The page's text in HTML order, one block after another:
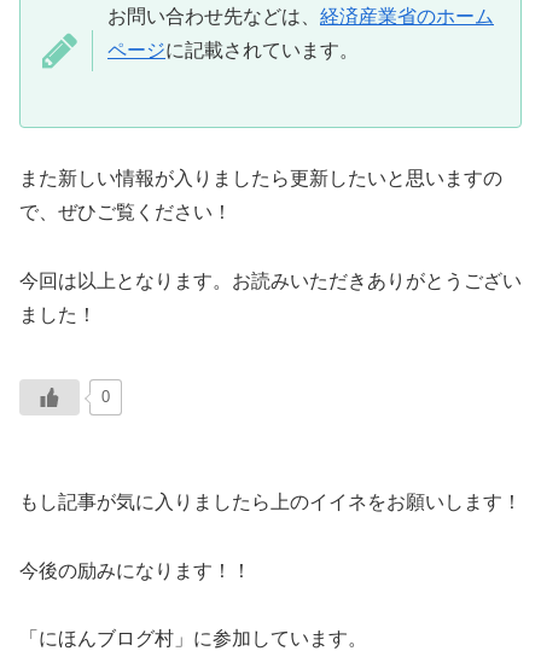
お問い合わせ先などは、 経済産業省のホーム
ページに記載されています。
また新しい情報が入りましたら更新したいと思いますの
で、ぜひご覧ください！
今回は以上となります。お読みいただきありがとうござい
ました！
0
もし記事が気に入りましたら上のイイネをお願いします！
今後の励みになります！！
「にほんブログ村」に参加しています。